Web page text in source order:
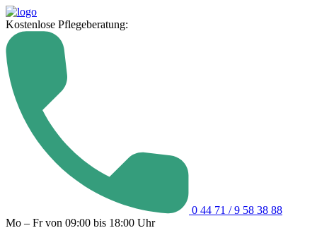
Kostenlose Pflegeberatung:
0 44 71 / 9 58 38 88
Mo – Fr von 09:00 bis 18:00 Uhr